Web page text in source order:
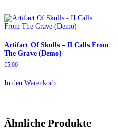
Artifact Of Skulls – II Calls From
The Grave (Demo)
€5,00
In den Warenkorb
Ähnliche Produkte